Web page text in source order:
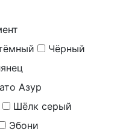
Чёрный
Азур
Шёлк серый
Эбони